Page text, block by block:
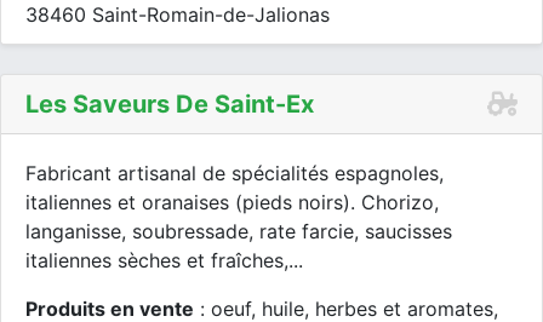
38460 Saint-Romain-de-Jalionas
Les Saveurs De Saint-Ex
Fabricant artisanal de spécialités espagnoles,
italiennes et oranaises (pieds noirs). Chorizo,
langanisse, soubressade, rate farcie, saucisses
italiennes sèches et fraîches,...
Produits en vente : oeuf, huile, herbes et aromates,